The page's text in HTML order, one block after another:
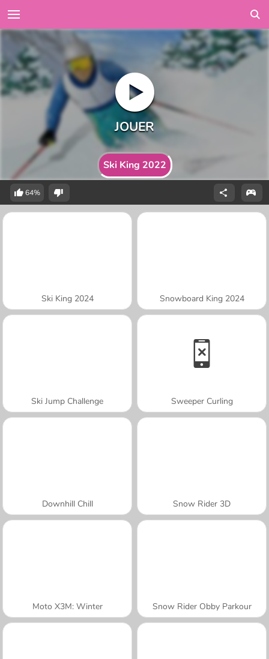
Ski King 2022
64%
Ski King 2024 Snowboard King 2024
Ski Jump Challenge Sweeper Curling
Downhill Chill Snow Rider 3D
Moto X3M: Winter Snow Rider Obby Parkour